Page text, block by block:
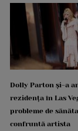
Dolly Parton și-a
rezidența în Las
probleme de
confruntă artista